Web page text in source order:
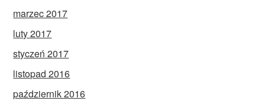
marzec 2017
luty 2017
styczeń 2017
listopad 2016
październik 2016